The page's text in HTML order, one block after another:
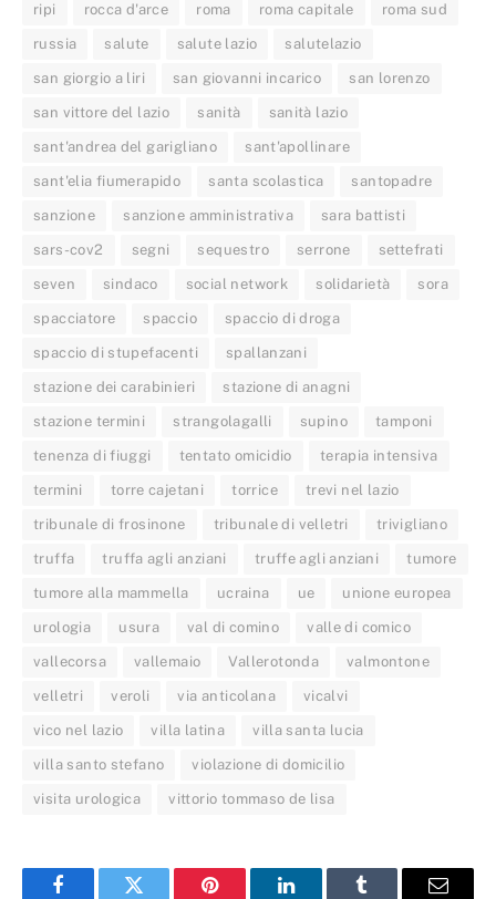
ripi rocca d'arce roma roma capitale roma sud
russia salute salute lazio salutelazio
san giorgio a liri san giovanni incarico san lorenzo
san vittore del lazio sanità sanità lazio
sant'andrea del garigliano sant'apollinare
sant'elia fiumerapido santa scolastica santopadre
sanzione sanzione amministrativa sara battisti
sars-cov2 segni sequestro serrone settefrati
seven sindaco social network solidarietà sora
spacciatore spaccio spaccio di droga
spaccio di stupefacenti spallanzani
stazione dei carabinieri stazione di anagni
stazione termini strangolagalli supino tamponi
tenenza di fiuggi tentato omicidio terapia intensiva
termini torre cajetani torrice trevi nel lazio
tribunale di frosinone tribunale di velletri trivigliano
truffa truffa agli anziani truffe agli anziani tumore
tumore alla mammella ucraina ue unione europea
urologia usura val di comino valle di comico
vallecorsa vallemaio Vallerotonda valmontone
velletri veroli via anticolana vicalvi
vico nel lazio villa latina villa santa lucia
villa santo stefano violazione di domicilio
visita urologica vittorio tommaso de lisa